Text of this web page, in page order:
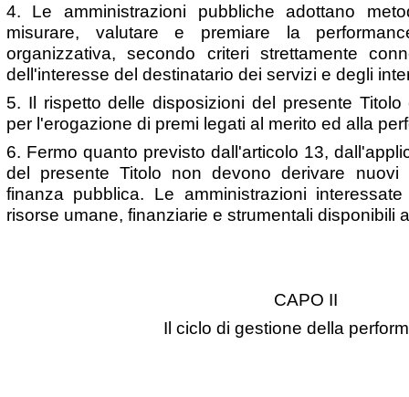
4. Le amministrazioni pubbliche adottano
misurare, valutare e premiare la
organizzativa, secondo criteri strettamente
dell'interesse del destinatario dei servizi e degli
5. Il rispetto delle disposizioni del presente
per l'erogazione di premi legati al merito ed alla
6. Fermo quanto previsto dall'articolo 13,
del presente Titolo non devono derivare
finanza pubblica. Le amministrazioni
risorse umane, finanziarie e strumentali disponibili
CAPO II
Il ciclo di gestione della